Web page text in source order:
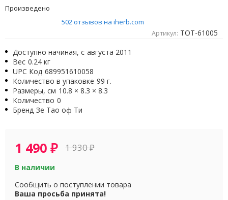
Произведено
502 отзывов на iherb.com
Артикул: TOT-61005
Доступно начиная, с августа 2011
Вес 0.24 кг
UPC Код 689951610058
Количество в упаковке 99 г.
Размеры, см 10.8 × 8.3 × 8.3
Количество 0
Бренд Зе Тао оф Ти
1 490₽ 1 930₽
В наличии
Сообщить о поступлении товара
Ваша просьба принята!